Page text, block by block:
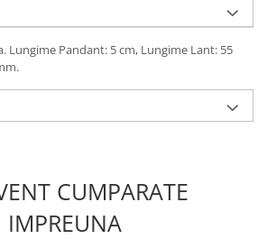
Lungime Pandant: 5 cm, Lungime Lant: 55
CUMPARATE
IMPREUNA